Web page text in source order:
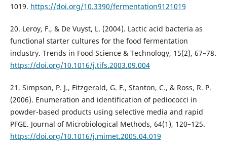
1019. https://doi.org/10.3390/fermentation9121019
20. Leroy, F., & De Vuyst, L. (2004). Lactic acid bacteria as
functional starter cultures for the food fermentation
industry. Trends in Food Science & Technology, 15(2), 67–78.
https://doi.org/10.1016/j.tifs.2003.09.004
21. Simpson, P. J., Fitzgerald, G. F., Stanton, C., & Ross, R. P.
(2006). Enumeration and identification of pediococci in
powder-based products using selective media and rapid
PFGE. Journal of Microbiological Methods, 64(1), 120–125.
https://doi.org/10.1016/j.mimet.2005.04.019